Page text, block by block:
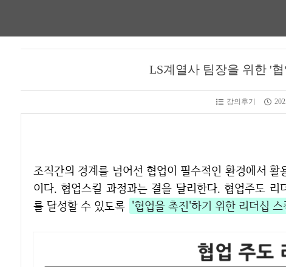
LS계열사 팀장을 위한 '
강의후기
조직간의 경계를 넘어선 협업이 필수적인 환경에서 활용할 수 있는 리더십전략과 스킬을 학습하는 과정
이다. 협업스킬 과정과는 결을 달리한다. 협업주도
를 달성할 수 있도록 '협업을 촉진'하기 위한 리더십 스